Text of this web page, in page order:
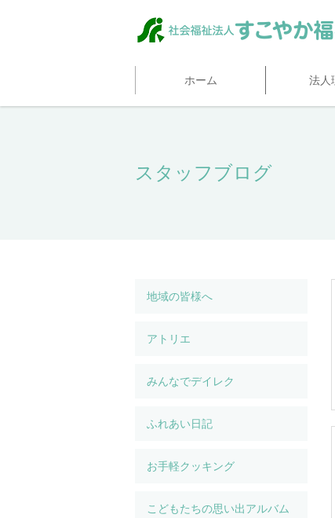
ホーム 法人
スタッフブログ
地域の皆様へ
アトリエ
みんなでデイレク
ふれあい日記
お手軽クッキング
こどもたちの思い出アルバム